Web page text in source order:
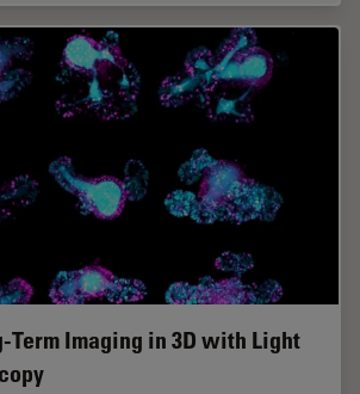
Term Imaging in 3D with Light